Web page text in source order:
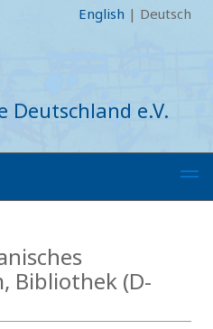
English | Deutsch
Deutschland e.V.
Bibliothek (D-